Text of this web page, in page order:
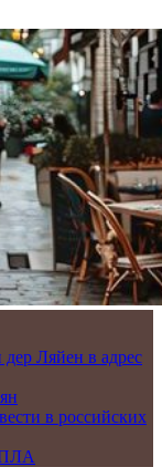
Ляйен в адрес
в российских